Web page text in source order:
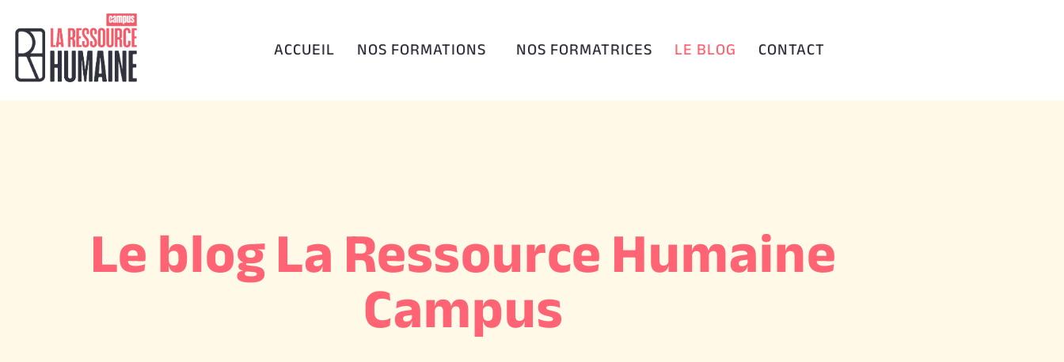
ACCUEIL NOS FORMATIONS NOS FORMATRICES LE BLOG CONTACT
Le blog La Ressource Humaine
Campus